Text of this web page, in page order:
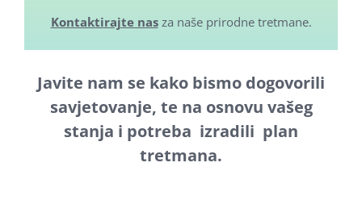
Kontaktirajte nasza naše prirodne tretmane.
Javite nam se kako bismo dogovorili
savjetovanje, te na osnovu vašeg
stanja i potreba izradili plan
tretmana.